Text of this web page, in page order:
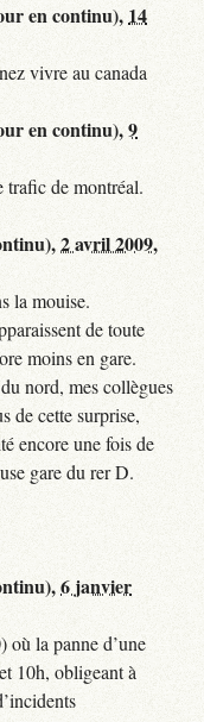
en continu), 14
vivre au canada
en continu),9
trafic de montréal.
2 avril 2009,
la mouise.
de toute
moins en gare.
nord, mes collègues
de cette surprise,
encore une fois de
gare du rer D.
6 janvier
où la panne d’une
10h, obligeant à